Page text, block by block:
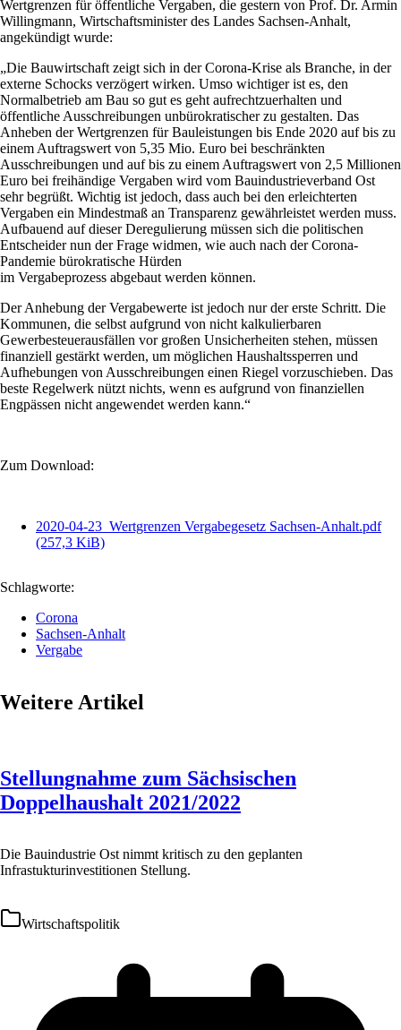
Wertgrenzen für öffentliche Vergaben, die gestern von Prof. Dr. Armin
Willingmann, Wirtschaftsminister des Landes Sachsen-Anhalt,
angekündigt wurde:
„Die Bauwirtschaft zeigt sich in der Corona-Krise als Branche, in der
externe Schocks verzögert wirken. Umso wichtiger ist es, den
Normalbetrieb am Bau so gut es geht aufrechtzuerhalten und
öffentliche Ausschreibungen unbürokratischer zu gestalten. Das
Anheben der Wertgrenzen für Bauleistungen bis Ende 2020 auf bis zu
einem Auftragswert von 5,35 Mio. Euro bei beschränkten
Ausschreibungen und auf bis zu einem Auftragswert von 2,5 Millionen
Euro bei freihändige Vergaben wird vom Bauindustrieverband Ost
sehr begrüßt. Wichtig ist jedoch, dass auch bei den erleichterten
Vergaben ein Mindestmaß an Transparenz gewährleistet werden muss.
Aufbauend auf dieser Deregulierung müssen sich die politischen
Entscheider nun der Frage widmen, wie auch nach der Corona-
Pandemie bürokratische Hürden
im Vergabeprozess abgebaut werden können.
Der Anhebung der Vergabewerte ist jedoch nur der erste Schritt. Die
Kommunen, die selbst aufgrund von nicht kalkulierbaren
Gewerbesteuerausfällen vor großen Unsicherheiten stehen, müssen
finanziell gestärkt werden, um möglichen Haushaltssperren und
Aufhebungen von Ausschreibungen einen Riegel vorzuschieben. Das
beste Regelwerk nützt nichts, wenn es aufgrund von finanziellen
Engpässen nicht angewendet werden kann.“
Zum Download:
2020-04-23_Wertgrenzen Vergabegesetz Sachsen-Anhalt.pdf
(257,3 KiB)
Schlagworte:
Corona
Sachsen-Anhalt
Vergabe
Weitere Artikel
Stellungnahme zum Sächsischen
Doppelhaushalt 2021/2022
Die Bauindustrie Ost nimmt kritisch zu den geplanten
Infrastukturinvestitionen Stellung.
Wirtschaftspolitik